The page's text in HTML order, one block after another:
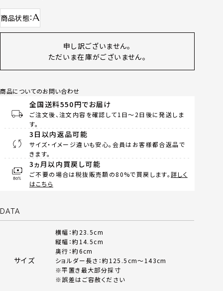
商品状態 A
申し訳ございません。
ただいま在庫がございません。
商品についてのお問い合わせ
全国送料550円でお届け
ご注文後、注文内容を確認して1日～2日後に発送しま
す。
3日以内返品可能
サイズ・イメージ違いも安心。会員はお客様都合返品で
きます。
3ヵ月以内買戻し可能
ご不要の場合は税抜販売額の80%で買戻します。詳しく
はこちら
DATA
サイズ
横幅：約23.5cm
縦幅：約14.5cm
奥行：約6cm
ショルダー長さ：約125.5cm～143cm
※平置き最大部分採寸
※誤差はご容赦ください